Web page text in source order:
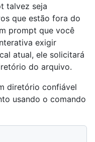
talvez seja
que estão fora do
prompt que você
exigir
atual, ele solicitará
do arquivo.
diretório confiável
usando o comando